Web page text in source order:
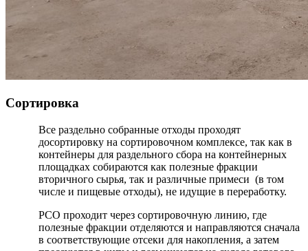
Сортировка
Все раздельно собранные отходы проходят
досортировку на сортировочном комплексе, так как в
контейнеры для раздельного сбора на контейнерных
площадках собираются как полезные фракции
вторичного сырья, так и различные примеси (в том
числе и пищевые отходы), не идущие в переработку.
РСО проходит через сортировочную линию, где
полезные фракции отделяются и направляются сначала
в соответствующие отсеки для накопления, а затем